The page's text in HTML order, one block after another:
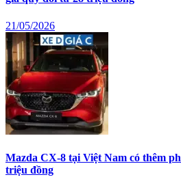
21/05/2026
Mazda CX-8 tại Việt Nam có thêm
triệu đồng